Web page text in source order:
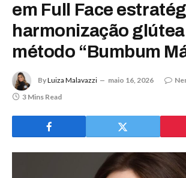
em Full Face
harmonização
método “Bumbum
ByLuiza Malavazzi maio 16, 2026
3 Mins Read